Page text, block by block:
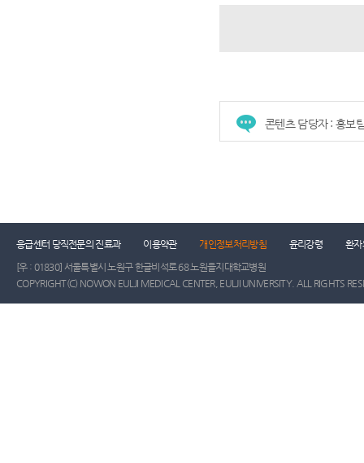
콘텐츠 담당자 : 홍보
응급센터 당직전문의 진료과 이용약관 개인정보처리방침 윤리강령
환자
[우 : 01830] 서울특별시 노원구 한글비석로 68 노원을지대학교병원
COPYRIGHT(C) NOWON EULJI MEDICAL CENTER, EULJI UNIVERSITY. ALL RIGHTS